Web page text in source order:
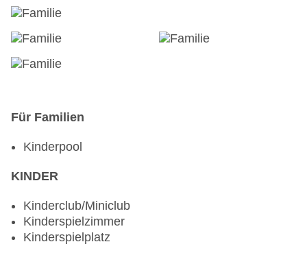
Für Familien
Kinderpool
KINDER
Kinderclub/Miniclub
Kinderspielzimmer
Kinderspielplatz